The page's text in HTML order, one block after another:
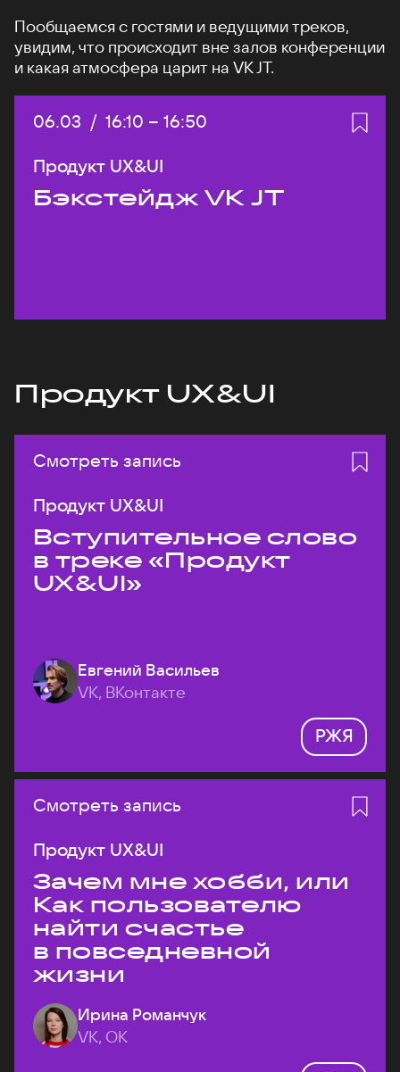
Пообщаемся с гостями и ведущими треков,
увидим, что происходит вне залов конференции
и какая атмосфера царит на VK JT.
Дата:
06.03 / Начало:
16:10 – Конец:
16:50
Продукт UX&UI
Бэкстейдж VK JT
Продукт UX&UI
Смотреть запись
Продукт UX&UI
Вступительное слово
в треке «Продукт
UX&UI»
Евгений Васильев
VK, ВКонтакте
РЖЯ
Смотреть запись
Продукт UX&UI
Зачем мне хобби, или
Как пользователю
найти счастье
в повседневной
жизни
Ирина Романчук
VK, ОК